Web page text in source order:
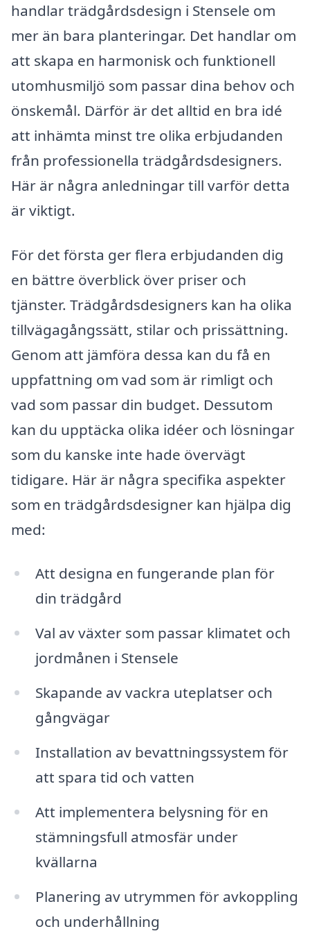
handlar trädgårdsdesign i Stensele om
mer än bara planteringar. Det handlar om
att skapa en harmonisk och funktionell
utomhusmiljö som passar dina behov och
önskemål. Därför är det alltid en bra idé
att inhämta minst tre olika erbjudanden
från professionella trädgårdsdesigners.
Här är några anledningar till varför detta
är viktigt.
För det första ger flera erbjudanden dig
en bättre överblick över priser och
tjänster. Trädgårdsdesigners kan ha olika
tillvägagångssätt, stilar och prissättning.
Genom att jämföra dessa kan du få en
uppfattning om vad som är rimligt och
vad som passar din budget. Dessutom
kan du upptäcka olika idéer och lösningar
som du kanske inte hade övervägt
tidigare. Här är några specifika aspekter
som en trädgårdsdesigner kan hjälpa dig
med:
Att designa en fungerande plan för
din trädgård
Val av växter som passar klimatet och
jordmånen i Stensele
Skapande av vackra uteplatser och
gångvägar
Installation av bevattningssystem för
att spara tid och vatten
Att implementera belysning för en
stämningsfull atmosfär under
kvällarna
Planering av utrymmen för avkoppling
och underhållning